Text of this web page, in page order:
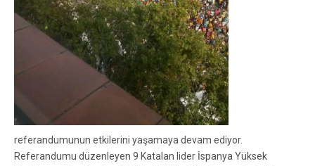
referandumunun etkilerini yaşamaya devam ediyor.
Referandumu düzenleyen 9 Katalan lider İspanya Yüksek